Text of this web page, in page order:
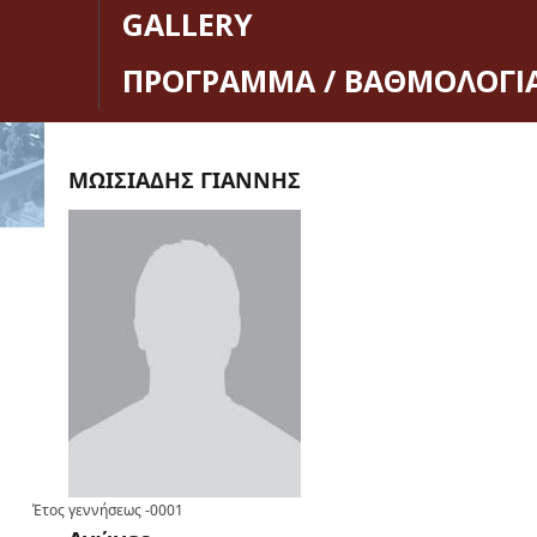
GALLERY
ΠΡΟΓΡΑΜΜΑ /
ΜΩΙΣΙΑΔΗΣ ΓΙΑΝΝΗΣ
Έτος γεννήσεως-0001